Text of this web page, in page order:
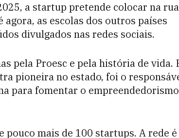
a startup pretende colocar na rua
as escolas dos outros países
divulgados nas redes sociais.
pela Proesc e pela história de vida.
pioneira no estado, foi o
para fomentar o empreendedorismo
pouco mais de 100 startups. A rede é